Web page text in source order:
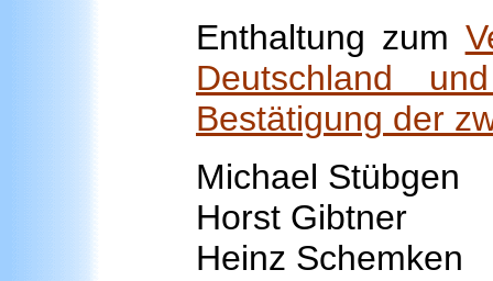
Enthaltung zum
Deutschland
Bestätigung der
Michael Stübgen
Horst Gibtner
Heinz Schemken